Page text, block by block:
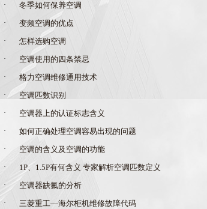
· 冬季如何保养空调
· 变频空调的优点
· 怎样选购空调
· 空调使用的四条禁忌
· 格力空调维修通用技术
· 空调匹数识别
· 空调器上的认证标志含义
· 如何正确处理空调容易出现的问题
· 空调的含义及空调的功能
· 1P、1.5P有何含义 专家解析空调匹数定义
· 空调器缺氟的分析
· 三菱重工—海尔柜机维修故障代码